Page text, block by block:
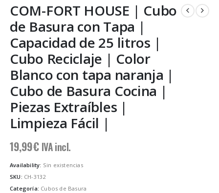
COM-FORT HOUSE | Cubo
de Basura con Tapa |
Capacidad de 25 litros |
Cubo Reciclaje | Color
Blanco con tapa naranja |
Cubo de Basura Cocina |
Piezas Extraíbles |
Limpieza Fácil |
19,99€ IVA incl.
Availability: Sin existencias
SKU: CH-3132
Categoría: Cubos de Basura